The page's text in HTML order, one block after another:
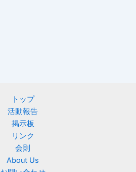
トップ
活動報告
掲示板
リンク
会則
About Us